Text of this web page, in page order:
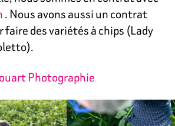
. Nous avons aussi un contrat
faire des variétés à chips (Lady
Photographie